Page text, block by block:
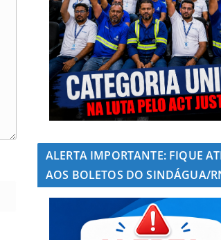
ALERTA IMPORTANTE: FIQUE
AOS BOLETOS DO SINDÁGUA/